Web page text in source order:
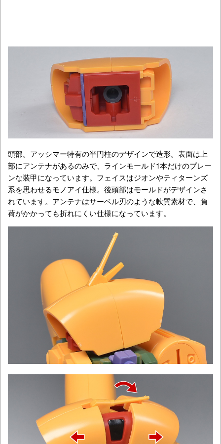
頭部。アッシマー特有の半円柱のデザインで造形。表面は上
部にアンテナがあるのみで、ラインモールド1本だけのプレー
ンな装甲になっています。フェイスはジオンやティターンズ
系を思わせるモノアイ仕様。後頭部はモールドがデザインさ
れています。アンテナはサーベル刃のような軟質素材で、負
荷がかかっても折れにくい仕様になっています。